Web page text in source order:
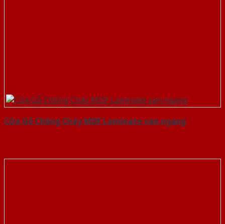
Cửa Gỗ Chống Cháy MDF Laminate van ngang